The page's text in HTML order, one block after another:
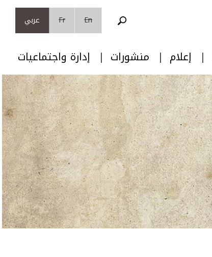
En
Fr عربي
إعلام منشورات إدارة واجتماعيات